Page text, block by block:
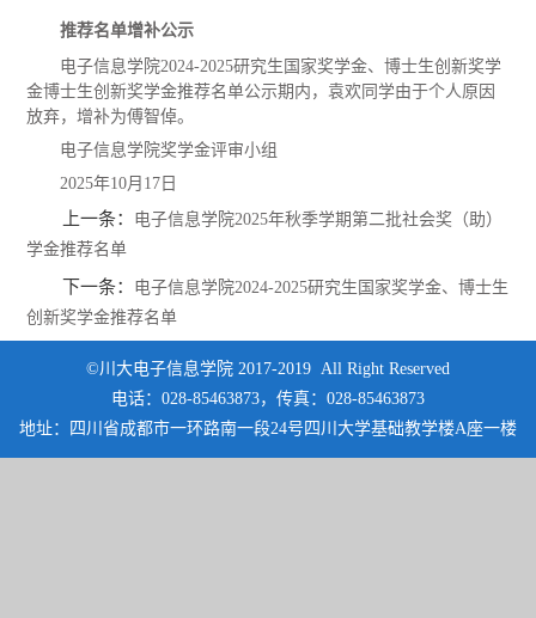
推荐名单增补公示
电子信息学院2024-2025研究生国家奖学金、博士生创新奖学
金博士生创新奖学金推荐名单公示期内，袁欢同学由于个人原因
放弃，增补为傅智倬。
电子信息学院奖学金评审小组
2025年10月 17 日
上一条： 电子信息学院2025年秋季学期第二批社会奖（助）
学金推荐名单
下一条： 电子信息学院2024-2025研究生国家奖学金、博士生
创新奖学金推荐名单
©川大电子信息学院 2017-2019 All Right Reserved
电话：028-85463873，传真：028-85463873
地址：四川省成都市一环路南一段24号四川大学基础教学楼A座一楼